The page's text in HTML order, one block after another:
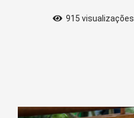
915 visualizações